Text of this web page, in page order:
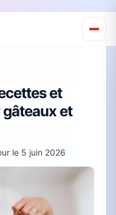
et
et
le 5 juin 2026